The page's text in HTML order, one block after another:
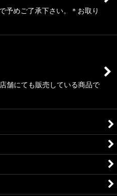
予めご了承下さい。＊お取り
舗にても販売している商品で